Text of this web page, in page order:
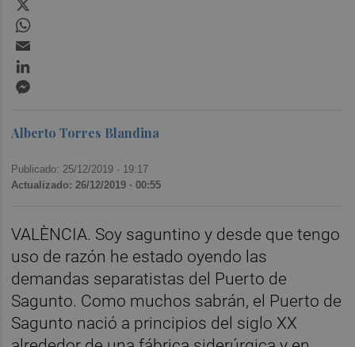
Alberto Torres Blandina
Publicado: 25/12/2019 · 19:17
Actualizado: 26/12/2019 · 00:55
VALÈNCIA. Soy saguntino y desde que tengo
uso de razón he estado oyendo las
demandas separatistas del Puerto de
Sagunto. Como muchos sabrán, el Puerto de
Sagunto nació a principios del siglo XX